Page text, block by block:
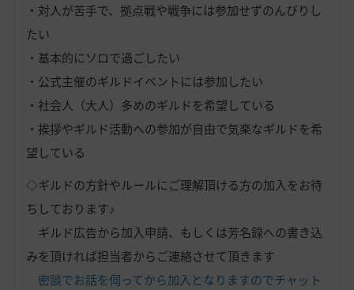
・対人が苦手で、拠点戦や戦争には参加せずのんびりし
たい
・基本的にソロで過ごしたい
・公式主催のギルドイベントには参加したい
・社会人（大人）多めのギルドを希望している
・挨拶やギルド活動への参加が自由で気楽なギルドを希
望している
◇ギルドの方針やルールにご理解頂ける方の加入をお待
ちしております♪
ギルド広告から加入申請、もしくは芳名録への書き込
みを頂ければ担当者からご連絡させて頂きます
密談でお話を伺ってから加入となりますのでチャット